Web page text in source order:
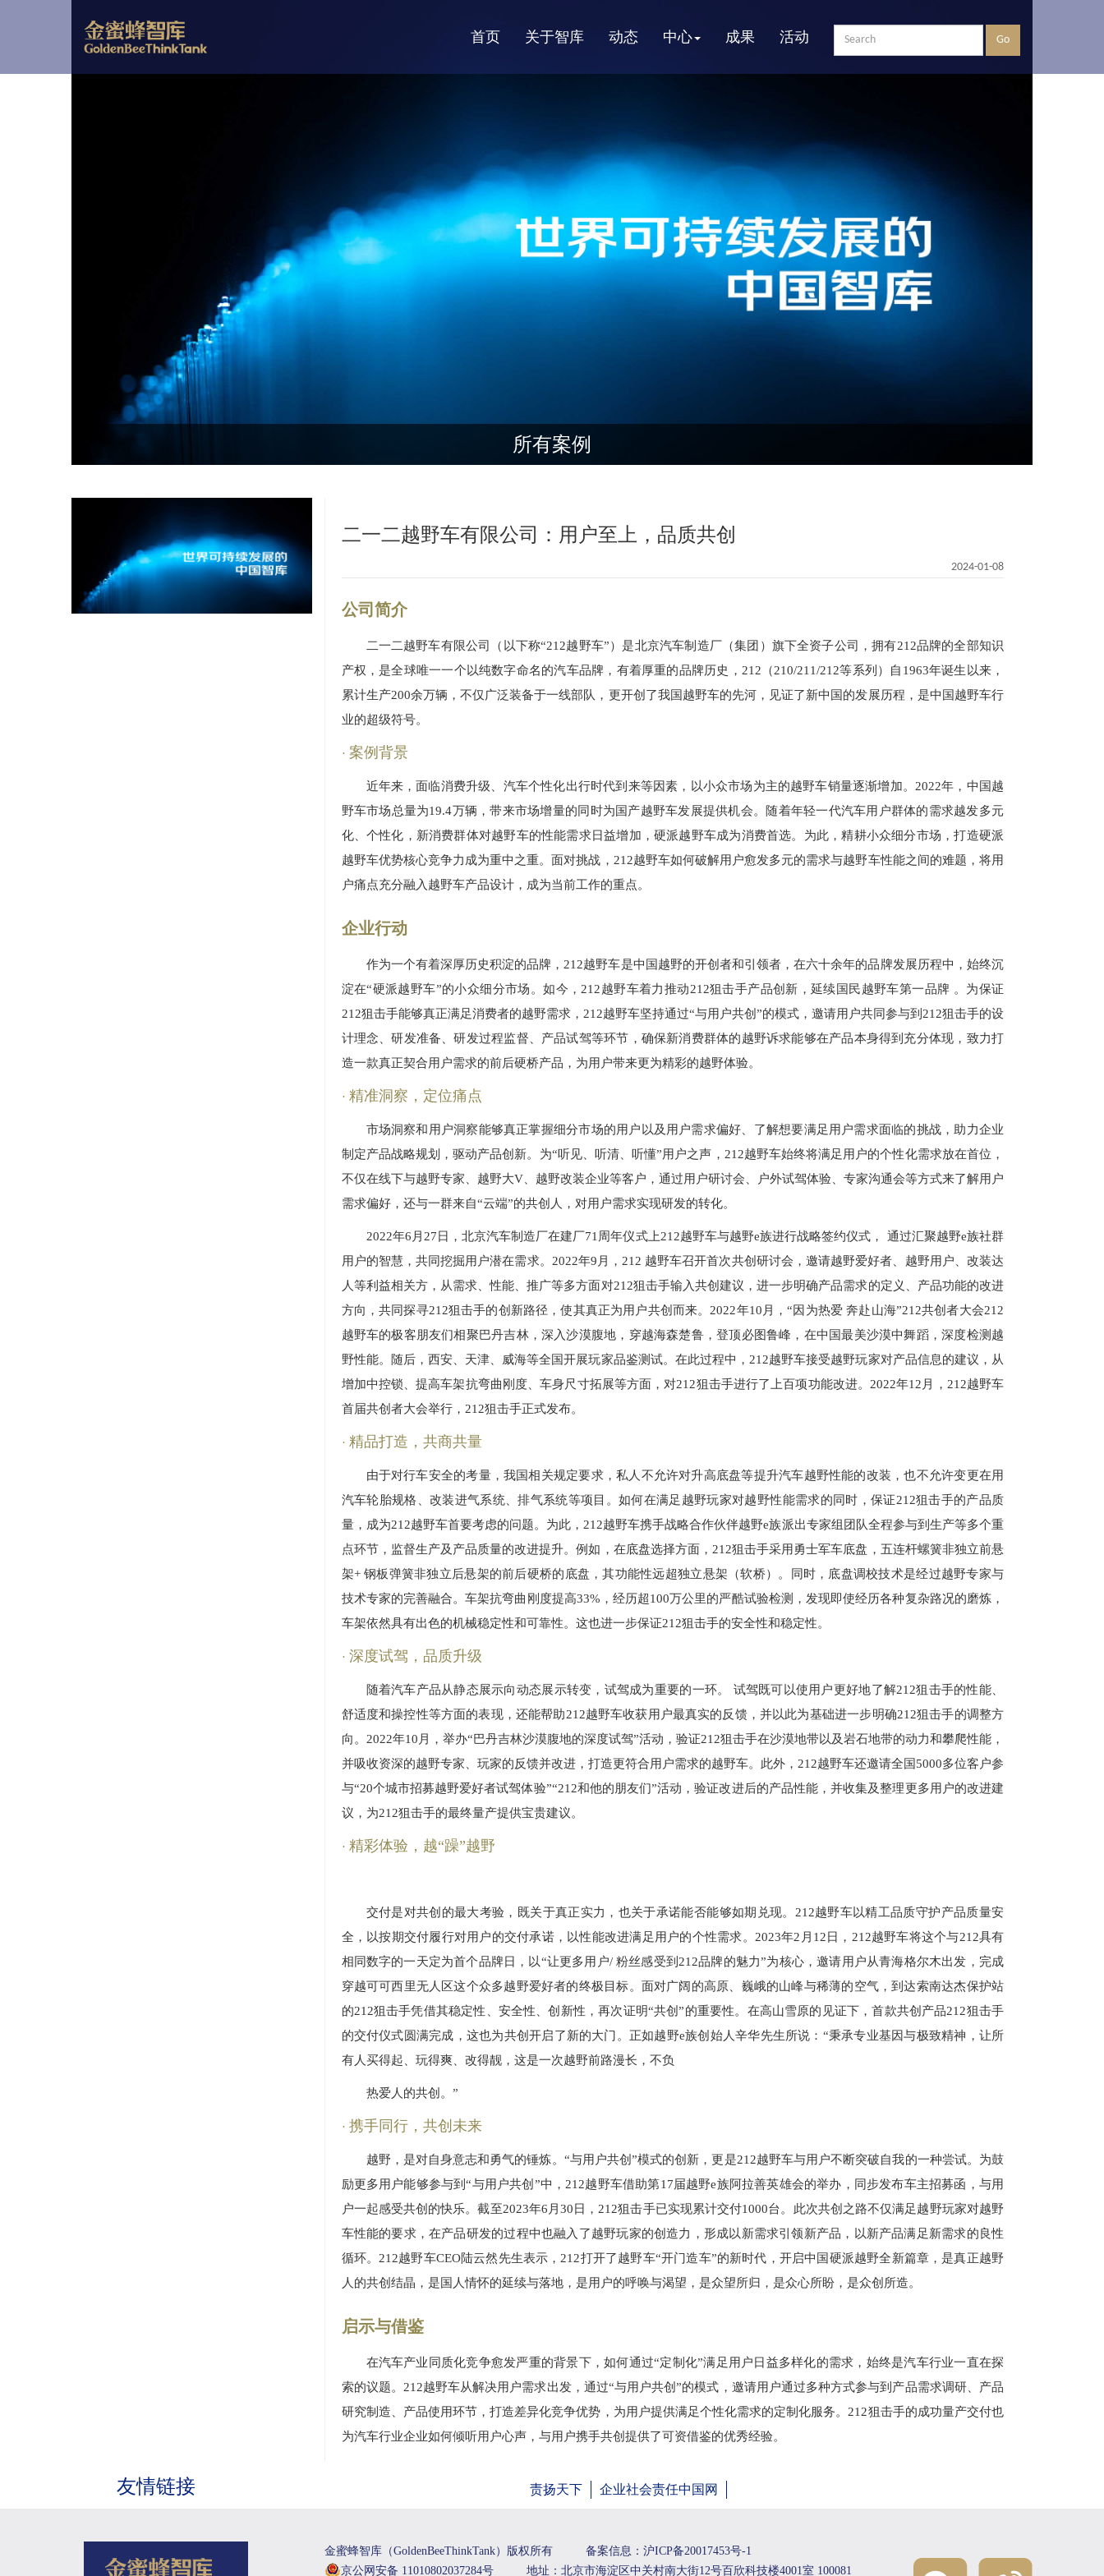
首页 关于智库 动态 中心 成果 活动
所有案例
二一二越野车有限公司：用户至上，品质共创
2024-01-08
公司简介
二一二越野车有限公司（以下称“212越野车”）是北京汽车制造厂（集团）旗下全资子公司，拥有212品牌的全部知识
产权，是全球唯一一个以纯数字命名的汽车品牌，有着厚重的品牌历史，212（210/211/212等系列）自1963年诞生以来，
累计生产200余万辆，不仅广泛装备于一线部队，更开创了我国越野车的先河，见证了新中国的发展历程，是中国越野车行
业的超级符号。
案例背景
近年来，面临消费升级、汽车个性化出行时代到来等因素，以小众市场为主的越野车销量逐渐增加。2022年，中国越
野车市场总量为19.4万辆，带来市场增量的同时为国产越野车发展提供机会。随着年轻一代汽车用户群体的需求越发多元
化、个性化，新消费群体对越野车的性能需求日益增加，硬派越野车成为消费首选。为此，精耕小众细分市场，打造硬派
越野车优势核心竞争力成为重中之重。面对挑战，212越野车如何破解用户愈发多元的需求与越野车性能之间的难题，将用
户痛点充分融入越野车产品设计，成为当前工作的重点。
企业行动
作为一个有着深厚历史积淀的品牌，212越野车是中国越野的开创者和引领者，在六十余年的品牌发展历程中，始终沉
淀在“硬派越野车”的小众细分市场。如今，212越野车着力推动212狙击手产品创新，延续国民越野车第一品牌 。为保证
212狙击手能够真正满足消费者的越野需求，212越野车坚持通过“与用户共创”的模式，邀请用户共同参与到212狙击手的设
计理念、研发准备、研发过程监督、产品试驾等环节，确保新消费群体的越野诉求能够在产品本身得到充分体现，致力打
造一款真正契合用户需求的前后硬桥产品，为用户带来更为精彩的越野体验。
精准洞察，定位痛点
市场洞察和用户洞察能够真正掌握细分市场的用户以及用户需求偏好、了解想要满足用户需求面临的挑战，助力企业
制定产品战略规划，驱动产品创新。为“听见、听清、听懂”用户之声，212越野车始终将满足用户的个性化需求放在首位，
不仅在线下与越野专家、越野大V、越野改装企业等客户，通过用户研讨会、户外试驾体验、专家沟通会等方式来了解用户
需求偏好，还与一群来自“云端”的共创人，对用户需求实现研发的转化。
2022年6月27日，北京汽车制造厂在建厂71周年仪式上212越野车与越野e族进行战略签约仪式， 通过汇聚越野e族社群
用户的智慧，共同挖掘用户潜在需求。2022年9月，212 越野车召开首次共创研讨会，邀请越野爱好者、越野用户、改装达
人等利益相关方，从需求、性能、推广等多方面对212狙击手输入共创建议，进一步明确产品需求的定义、产品功能的改进
方向，共同探寻212狙击手的创新路径，使其真正为用户共创而来。2022年10月，“因为热爱 奔赴山海”212共创者大会212
越野车的极客朋友们相聚巴丹吉林，深入沙漠腹地，穿越海森楚鲁，登顶必图鲁峰，在中国最美沙漠中舞蹈，深度检测越
野性能。随后，西安、天津、威海等全国开展玩家品鉴测试。在此过程中，212越野车接受越野玩家对产品信息的建议，从
增加中控锁、提高车架抗弯曲刚度、车身尺寸拓展等方面，对212狙击手进行了上百项功能改进。2022年12月，212越野车
首届共创者大会举行，212狙击手正式发布。
精品打造，共商共量
由于对行车安全的考量，我国相关规定要求，私人不允许对升高底盘等提升汽车越野性能的改装，也不允许变更在用
汽车轮胎规格、改装进气系统、排气系统等项目。如何在满足越野玩家对越野性能需求的同时，保证212狙击手的产品质
量，成为212越野车首要考虑的问题。为此，212越野车携手战略合作伙伴越野e族派出专家组团队全程参与到生产等多个重
点环节，监督生产及产品质量的改进提升。例如，在底盘选择方面，212狙击手采用勇士军车底盘，五连杆螺簧非独立前悬
架+ 钢板弹簧非独立后悬架的前后硬桥的底盘，其功能性远超独立悬架（软桥）。同时，底盘调校技术是经过越野专家与
技术专家的完善融合。车架抗弯曲刚度提高33%，经历超100万公里的严酷试验检测，发现即使经历各种复杂路况的磨炼，
车架依然具有出色的机械稳定性和可靠性。这也进一步保证212狙击手的安全性和稳定性。
深度试驾，品质升级
随着汽车产品从静态展示向动态展示转变，试驾成为重要的一环。 试驾既可以使用户更好地了解212狙击手的性能、
舒适度和操控性等方面的表现，还能帮助212越野车收获用户最真实的反馈，并以此为基础进一步明确212狙击手的调整方
向。2022年10月，举办“巴丹吉林沙漠腹地的深度试驾”活动，验证212狙击手在沙漠地带以及岩石地带的动力和攀爬性能，
并吸收资深的越野专家、玩家的反馈并改进，打造更符合用户需求的越野车。此外，212越野车还邀请全国5000多位客户参
与“20个城市招募越野爱好者试驾体验”“212和他的朋友们”活动，验证改进后的产品性能，并收集及整理更多用户的改进建
议，为212狙击手的最终量产提供宝贵建议。
精彩体验，越“躁”越野
交付是对共创的最大考验，既关于真正实力，也关于承诺能否能够如期兑现。212越野车以精工品质守护产品质量安
全，以按期交付履行对用户的交付承诺，以性能改进满足用户的个性需求。2023年2月12日，212越野车将这个与212具有
相同数字的一天定为首个品牌日，以“让更多用户/ 粉丝感受到212品牌的魅力”为核心，邀请用户从青海格尔木出发，完成
穿越可可西里无人区这个众多越野爱好者的终极目标。面对广阔的高原、巍峨的山峰与稀薄的空气，到达索南达杰保护站
的212狙击手凭借其稳定性、安全性、创新性，再次证明“共创”的重要性。在高山雪原的见证下，首款共创产品212狙击手
的交付仪式圆满完成，这也为共创开启了新的大门。正如越野e族创始人辛华先生所说：“秉承专业基因与极致精神，让所
有人买得起、玩得爽、改得靓，这是一次越野前路漫长，不负
热爱人的共创。”
携手同行，共创未来
越野，是对自身意志和勇气的锤炼。“与用户共创”模式的创新，更是212越野车与用户不断突破自我的一种尝试。为鼓
励更多用户能够参与到“与用户共创”中，212越野车借助第17届越野e族阿拉善英雄会的举办，同步发布车主招募函，与用
户一起感受共创的快乐。截至2023年6月30日，212狙击手已实现累计交付1000台。此次共创之路不仅满足越野玩家对越野
车性能的要求，在产品研发的过程中也融入了越野玩家的创造力，形成以新需求引领新产品，以新产品满足新需求的良性
循环。212越野车CEO陆云然先生表示，212打开了越野车“开门造车”的新时代，开启中国硬派越野全新篇章，是真正越野
人的共创结晶，是国人情怀的延续与落地，是用户的呼唤与渴望，是众望所归，是众心所盼，是众创所造。
启示与借鉴
在汽车产业同质化竞争愈发严重的背景下，如何通过“定制化”满足用户日益多样化的需求，始终是汽车行业一直在探
索的议题。212越野车从解决用户需求出发，通过“与用户共创”的模式，邀请用户通过多种方式参与到产品需求调研、产品
研究制造、产品使用环节，打造差异化竞争优势，为用户提供满足个性化需求的定制化服务。212狙击手的成功量产交付也
为汽车行业企业如何倾听用户心声，与用户携手共创提供了可资借鉴的优秀经验。
友情链接 责扬天下 企业社会责任中国网
金蜜蜂智库（GoldenBeeThinkTank）版权所有
备案信息：沪ICP备20017453号-1
京公网安备 11010802037284号
地址：北京市海淀区中关村南大街12号百欣科技楼4001室 100081